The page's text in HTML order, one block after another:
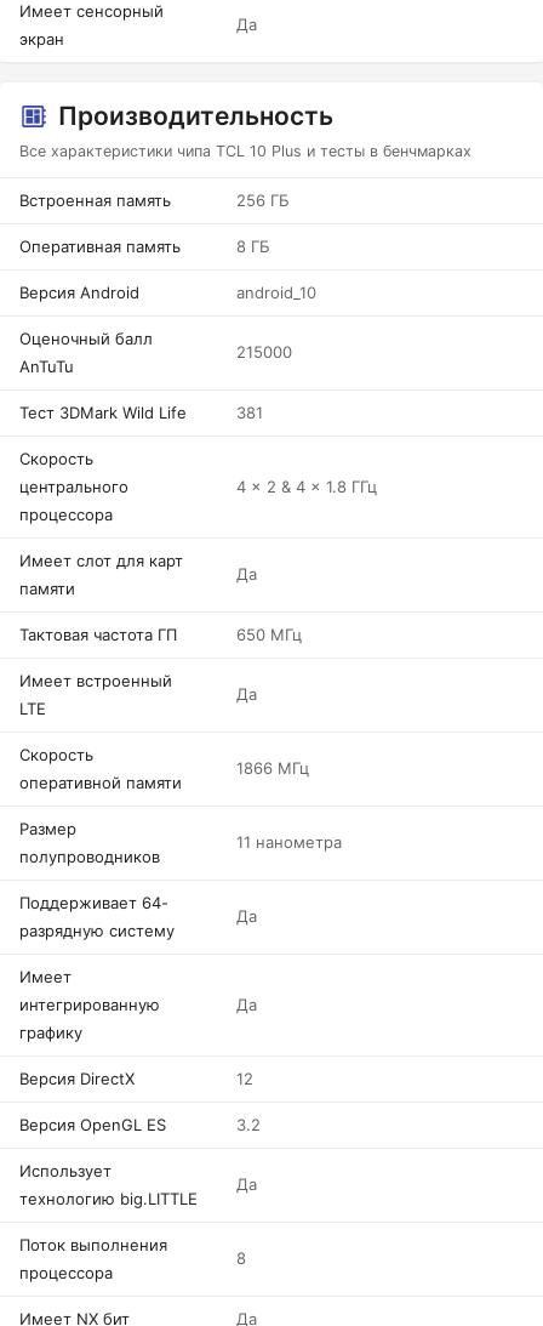
Имеет сенсорный
экран
Да
Производительность
Все характеристики чипа TCL 10 Plus и тесты в бенчмарках
Встроенная память 256 ГБ
Оперативная память 8 ГБ
Версия Android android_10
Оценочный балл
AnTuTu
215000
Тест 3DMark Wild Life 381
Скорость
центрального
процессора
4 x 2 & 4 x 1.8 ГГц
Имеет слот для карт
памяти
Да
Тактовая частота ГП 650 МГц
Имеет встроенный
LTE
Да
Скорость
оперативной памяти
1866 МГц
Размер
полупроводников
11 нанометра
Поддерживает 64-
разрядную систему
Да
Имеет
интегрированную
графику
Да
Версия DirectX 12
Версия OpenGL ES 3.2
Использует
технологию big.LITTLE
Да
Поток выполнения
процессора
8
Имеет NX бит Да